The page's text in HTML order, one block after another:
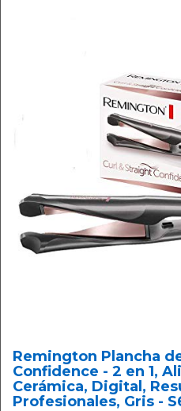
Remington Plancha
Confidence - 2 en 1,
Cerámica, Digital,
Profesionales, Gris -